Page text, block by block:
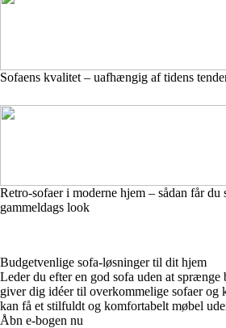
Sofaens kvalitet – uafhængig af tidens
Retro-sofaer i moderne hjem – sådan får du
gammeldags look
Budgetvenlige sofa-løsninger til dit hjem
Leder du efter en god sofa uden at sprænge
giver dig idéer til overkommelige sofaer og
kan få et stilfuldt og komfortabelt møbel
Åbn e-bogen nu